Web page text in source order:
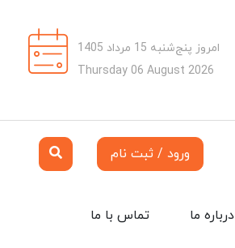
امروز پنج‌شنبه 15 مرداد 1405
Thursday 06 August 2026
ورود / ثبت نام
تماس با ما درباره ما